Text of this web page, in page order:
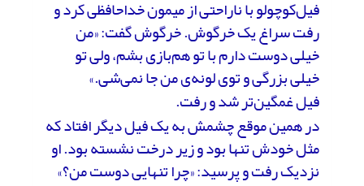
فیل‌کوچولو با ناراحتی از میمون خداحافظی کرد و
رفت سراغ یک خرگوش. خرگوش گفت: «من
خیلی دوست دارم با تو هم‌بازی بشم، ولی تو
خیلی بزرگی و توی لونه‌ی من جا نمی‌شی.»
فیل غمگین‌تر شد و رفت.
در همین موقع چشمش به یک فیل دیگر افتاد که
مثل خودش تنها بود و زیر درخت نشسته بود. او
نزدیک رفت و پرسید: «چرا تنهایی دوست من؟»